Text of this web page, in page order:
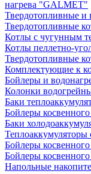
нагрева "GALMET"
Твердотопливные
Твердотопливные
Котлы с чугунным
Котлы пеллетно-
Твердотопливные
Комплектующие к
Бойлеры и
Колонки
Баки
Бойлеры
Баки
Бойлеры
Бойлеры
Напольные